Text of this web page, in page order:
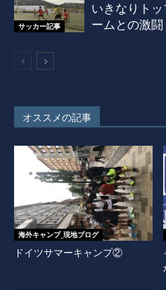
サッカー記事
いきなりト
ームとの激闘
オススメの記事
海外キャンプ_現地ブログ
ドイツサマーキャンプ②